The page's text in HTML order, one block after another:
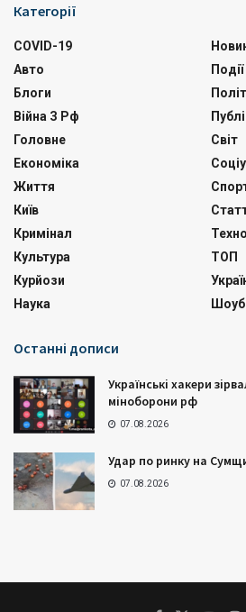
Категорії
COVID-19
Авто
Блоги
Війна З Рф
Головне
Економіка
Життя
Київ
Кримінал
Культура
Курйози
Наука
Події
Світ
Техно
ТОП
Останні дописи
Українські хакери
міноборони рф
07.08.2026
Удар по ринку на
07.08.2026